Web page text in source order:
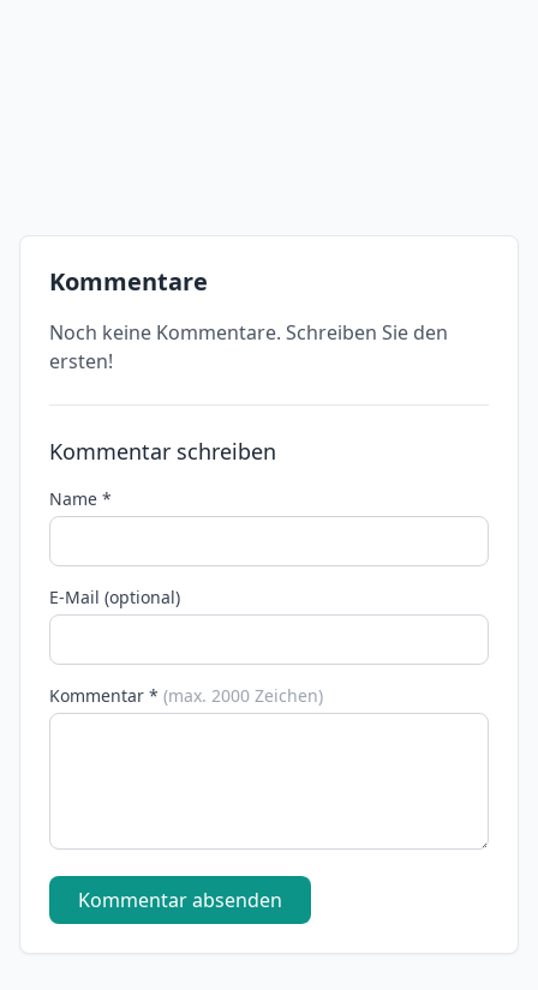
Kommentare
Noch keine Kommentare. Schreiben Sie den
ersten!
Kommentar schreiben
Name *
E-Mail (optional)
Kommentar * (max. 2000 Zeichen)
Kommentar absenden